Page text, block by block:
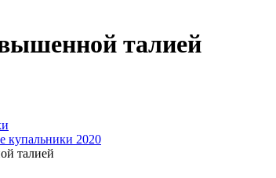
талией
купальники 2020
талией